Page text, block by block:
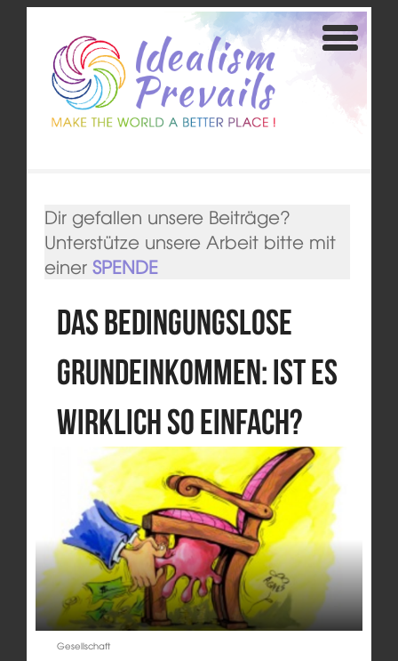
Dir gefallen unsere Beiträge?
Unterstütze unsere Arbeit bitte mit
einer SPENDE
Das Bedingungslose
Grundeinkommen: Ist es
wirklich so einfach?
Gesellschaft